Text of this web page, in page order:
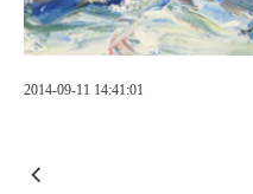
2014-09-11 14:41:01